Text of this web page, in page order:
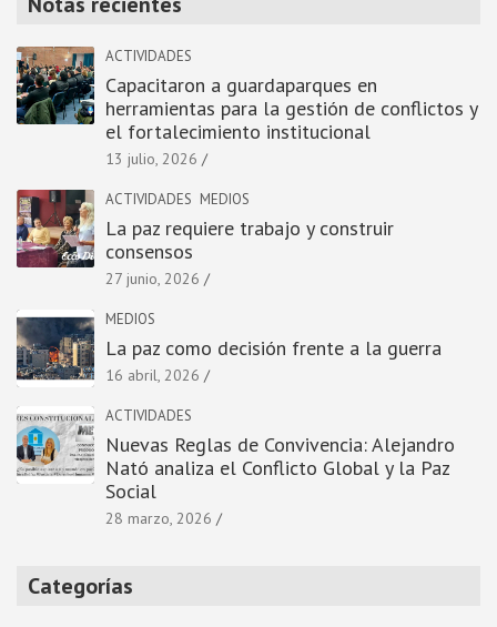
ACTIVIDADES
Capacitaron a guardaparques en
herramientas para la gestión de conflictos y
el fortalecimiento institucional
13 julio, 2026
ACTIVIDADES MEDIOS
La paz requiere trabajo y construir
consensos
27 junio, 2026
MEDIOS
La paz como decisión frente a la guerra
16 abril, 2026
ACTIVIDADES
Nuevas Reglas de Convivencia: Alejandro
Nató analiza el Conflicto Global y la Paz
Social
28 marzo, 2026
Categorías